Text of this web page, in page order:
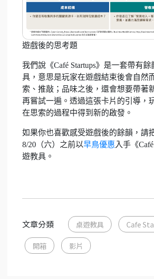
遊戲後的思考題
我們說《Café Startups》是一套帶有
具，意思是玩家在遊戲結束後會自然
索、推敲；品味之後，還會想要帶著
再嘗試一遍。透過這張卡片的引導，
在思索的過程中得到新的啟發。
如果你也喜歡感受遊戲後的餘韻，請
8/20（六）之前以早鳥優惠 入手《
遊教具。
文章分類 桌遊教具 Cafe
開箱 影片